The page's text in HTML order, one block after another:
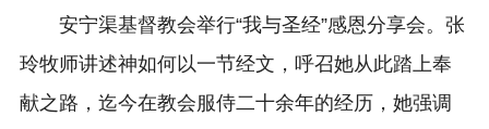
安宁渠基督教会举行“我与圣经”感恩分享会。张
玲牧师讲述神如何以一节经文，呼召她从此踏上奉
献之路，迄今在教会服侍二十余年的经历，她强调